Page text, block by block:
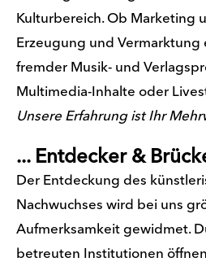
Kulturbereich. Ob Marketing
Erzeugung und Vermarktung
fremder Musik- und
Multimedia-Inhalte oder
Unsere Erfahrung ist Ihr
... Entdecker &
Der Entdeckung des
Nachwuchses wird bei uns
Aufmerksamkeit gewidmet.
betreuten Institutionen